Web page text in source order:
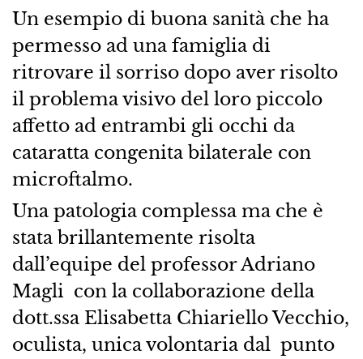
Un esempio di buona sanità che ha
permesso ad una famiglia di
ritrovare il sorriso dopo aver risolto
il problema visivo del loro piccolo
affetto ad entrambi gli occhi da
cataratta congenita bilaterale con
microftalmo.
Una patologia complessa ma che è
stata brillantemente risolta
dall’equipe del professor Adriano
Magli con la collaborazione della
dott.ssa Elisabetta Chiariello Vecchio,
oculista, unica volontaria dal punto